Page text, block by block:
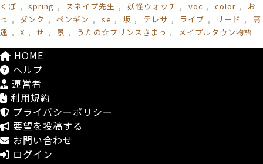
くぽ
spring スネイプ先生 妖怪ウォッチ voc color
お
っ
ダンク ペンギン se 坂 テレサ ライブ リード
高
遠
X せ 景 うたの☆プリンスさまっ メイプルタウン物語
HOME
ヘルプ
運営者
利用規約
プライバシーポリシー
要望を投稿する
お問い合わせ
ログイン